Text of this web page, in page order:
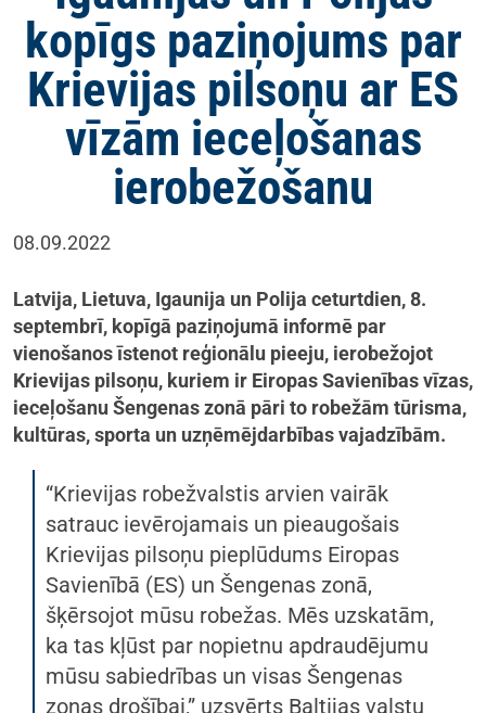
kopīgs paziņojums par
Krievijas pilsoņu ar ES
vīzām ieceļošanas
ierobežošanu
08.09.2022
Latvija, Lietuva, Igaunija un Polija ceturtdien, 8.
septembrī, kopīgā paziņojumā informē par
vienošanos īstenot reģionālu pieeju, ierobežojot
Krievijas pilsoņu, kuriem ir Eiropas Savienības vīzas,
ieceļošanu Šengenas zonā pāri to robežām tūrisma,
kultūras, sporta un uzņēmējdarbības vajadzībām.
“Krievijas robežvalstis arvien vairāk
satrauc ievērojamais un pieaugošais
Krievijas pilsoņu pieplūdums Eiropas
Savienībā (ES) un Šengenas zonā,
šķērsojot mūsu robežas. Mēs uzskatām,
ka tas kļūst par nopietnu apdraudējumu
mūsu sabiedrības un visas Šengenas
zonas drošībai,” uzsvērts Baltijas valstu